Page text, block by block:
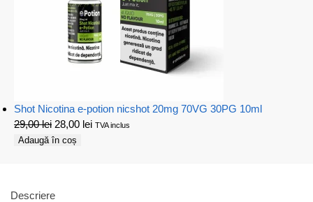
Shot Nicotina e-potion nicshot 20mg 70VG 30PG 10ml
29,00lei 28,00 lei TVA inclus
Adaugă în coș
Descriere